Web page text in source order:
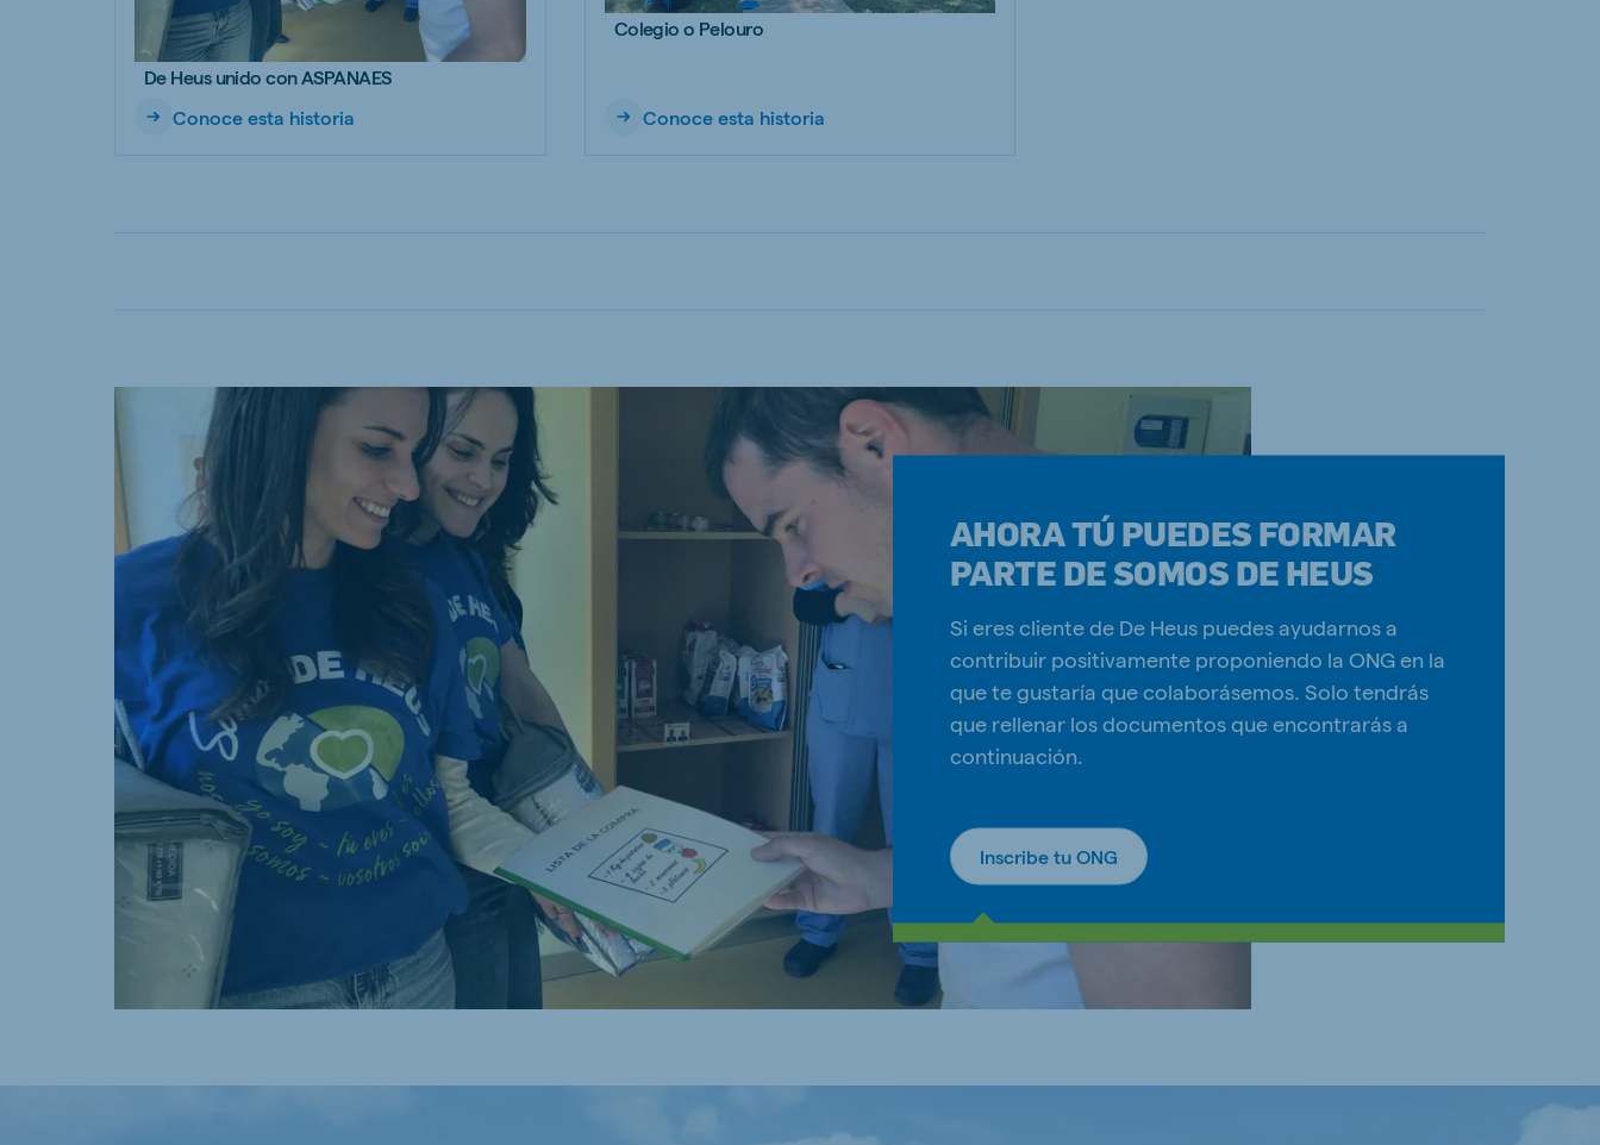
De Heus unido con ASPANAES
Conoce esta historia
Colegio o Pelouro
Conoce esta historia
AHORA TÚ PUEDES FORMAR
PARTE DE SOMOS DE HEUS
Si eres cliente de De Heus puedes ayudarnos a
contribuir positivamente proponiendo la ONG en la
que te gustaría que colaborásemos. Solo tendrás
que rellenar los documentos que encontrarás a
continuación.
Inscribe tu ONG